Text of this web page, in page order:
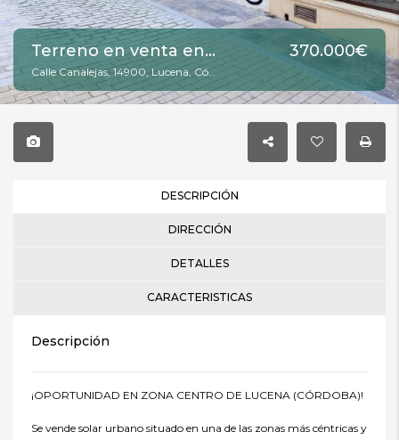
Terreno en venta en Lucena de 192 m2 REF:5346
Calle Canalejas, 14900, Lucena, Córdoba
370.000€
DESCRIPCIÓN
DIRECCIÓN
DETALLES
CARACTERISTICAS
Descripción
¡OPORTUNIDAD EN ZONA CENTRO DE LUCENA (CÓRDOBA)!
Se vende solar urbano situado en una de las zonas más céntricas y